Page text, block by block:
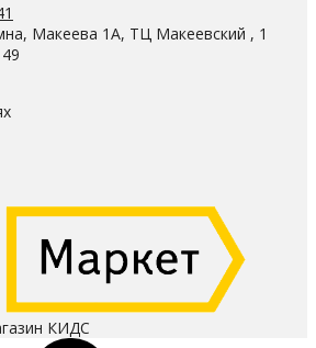
Макеева 1А, ТЦ Макеевский , 1
КИДС